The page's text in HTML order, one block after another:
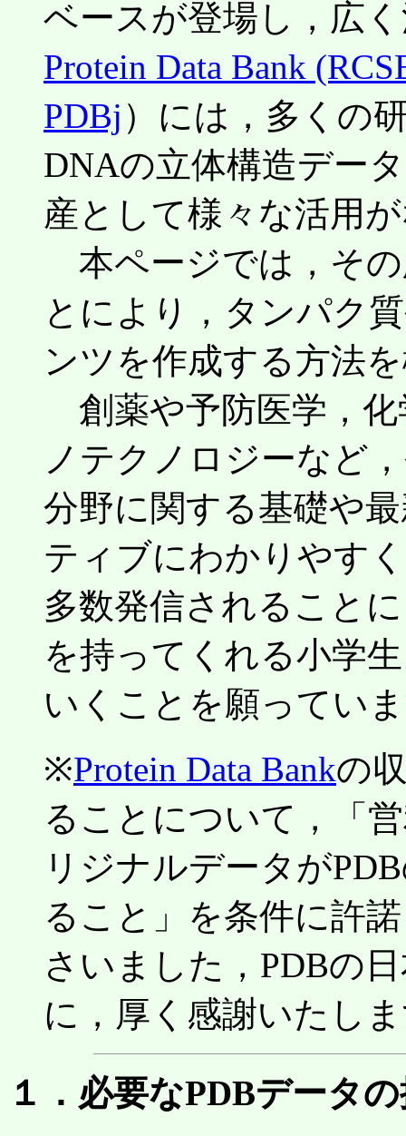
ベースが登場し，広
Protein Data Bank
PDBj ）には，多くの
DNAの立体構造デー
産として様々な活用
本ページでは，そ
とにより，タンパク
ンツを作成する方法
創薬や予防医学，化
ノテクノロジーなど
分野に関する基礎や
ティブにわかりやす
多数発信されること
を持ってくれる小学
いくことを願ってい
※Protein Data Bankの
ることについて，「
リジナルデータが
ること」を条件に許
さいました，PDBの
に，厚く感謝いたし
１．必要なPDBデータ